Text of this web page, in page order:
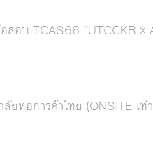
อสอบ TCAS66 “UTCCKR
หอการค้าไทย (ONSITE เท่